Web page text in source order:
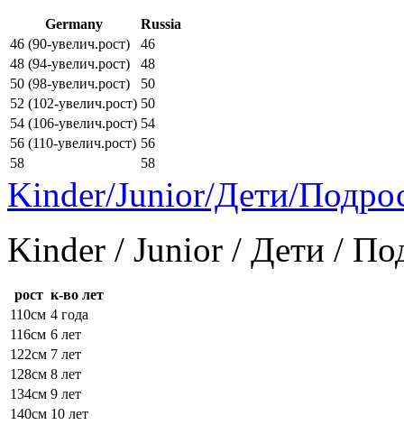
Germany
Russia
46 (90-увелич.рост)
46
48 (94-увелич.рост)
48
50 (98-увелич.рост)
50
52 (102-увелич.рост) 50
54 (106-увелич.рост) 54
56 (110-увелич.рост) 56
58
58
Kinder/Junior/Дети/
Kinder / Junior / Дети /
рост к-во лет
110см 4 года
116см 6 лет
122см 7 лет
128см 8 лет
134см 9 лет
140см 10 лет